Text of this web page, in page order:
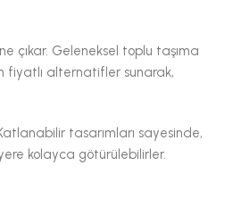
çıkar. Geleneksel toplu taşıma
fiyatlı alternatifler sunarak,
tasarımları sayesinde,
kolayca götürülebilirler.